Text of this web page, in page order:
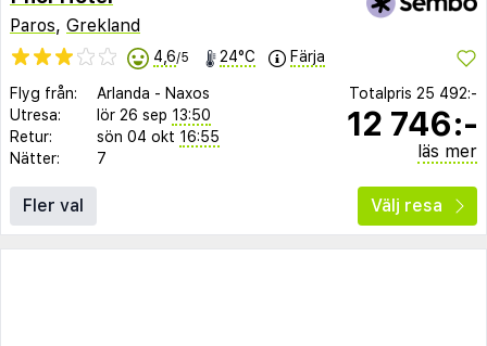
Paros, Grekland
4,6/5 24°C Färja
Flyg från: Arlanda - Naxos
Utresa:
lör 26 sep 13:50
Retur:
sön 04 okt 16:55
Nätter:
7
Totalpris 25 492:-
12 746:-
läs mer
Fler val Välj resa